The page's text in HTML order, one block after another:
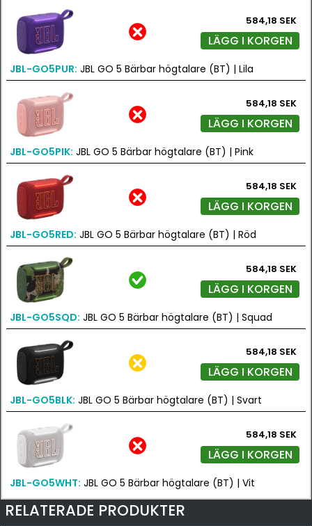
584,18 SEK
LÄGG I KORGEN
JBL-GO5PUR: JBL GO 5 Bärbar högtalare (BT) | Lila
584,18 SEK
LÄGG I KORGEN
JBL-GO5PIK: JBL GO 5 Bärbar högtalare (BT) | Pink
584,18 SEK
LÄGG I KORGEN
JBL-GO5RED: JBL GO 5 Bärbar högtalare (BT) | Röd
584,18 SEK
LÄGG I KORGEN
JBL-GO5SQD: JBL GO 5 Bärbar högtalare (BT) | Squad
584,18 SEK
LÄGG I KORGEN
JBL-GO5BLK: JBL GO 5 Bärbar högtalare (BT) | Svart
584,18 SEK
LÄGG I KORGEN
JBL-GO5WHT: JBL GO 5 Bärbar högtalare (BT) | Vit
RELATERADE PRODUKTER